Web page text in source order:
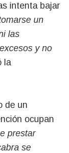
intenta bajar
un
las
y no
la
de un
ocupan
prestar
se